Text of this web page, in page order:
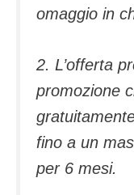
omaggio in
2. L’offerta
promozione
fino a un
per 6 mesi.